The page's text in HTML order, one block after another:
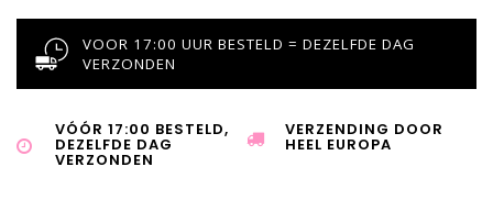
VOOR 17:00 UUR BESTELD = DEZELFDE DAG
VERZONDEN
VÓÓR 17:00 BESTELD,
DEZELFDE DAG
VERZONDEN
VERZENDING DOOR
HEEL EUROPA